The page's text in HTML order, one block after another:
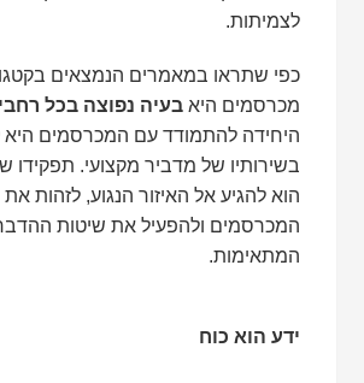
לצמיתות.
כפי שתראו במאמרים הנמצאים
מכרסמים היאבעיה נפוצה בכל
היחידה להתמודד עם המכרסמים
בשירותיו של מדביר מקצועי. תפקידו
הוא להגיע אל האיזור הנגוע, לזהות את
המכרסמים ולהפעיל את שיטות
המתאימות.
ידע הוא כוח